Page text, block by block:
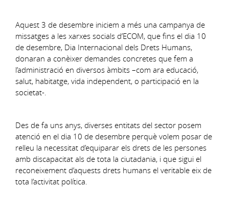
Aquest 3 de desembre iniciem a més una campanya de
missatges a les xarxes socials d’ECOM, que fins el dia 10
de desembre, Dia Internacional dels Drets Humans,
donaran a conèixer demandes concretes que fem a
l’administració en diversos àmbits –com ara educació,
salut, habitatge, vida independent, o participació en la
societat-.
Des de fa uns anys, diverses entitats del sector posem
atenció en el dia 10 de desembre perquè volem posar de
relleu la necessitat d’equiparar els drets de les persones
amb discapacitat als de tota la ciutadania, i que sigui el
reconeixement d’aquests drets humans el veritable eix de
tota l’activitat política.